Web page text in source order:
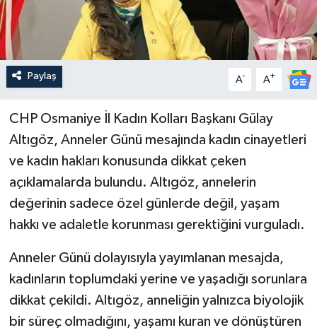
Paylaş A- A+
CHP Osmaniye İl Kadın Kolları Başkanı Gülay
Altıgöz, Anneler Günü mesajında kadın cinayetleri
ve kadın hakları konusunda dikkat çeken
açıklamalarda bulundu. Altıgöz, annelerin
değerinin sadece özel günlerde değil, yaşam
hakkı ve adaletle korunması gerektiğini vurguladı.
Anneler Günü dolayısıyla yayımlanan mesajda,
kadınların toplumdaki yerine ve yaşadığı sorunlara
dikkat çekildi. Altıgöz, anneliğin yalnızca biyolojik
bir süreç olmadığını, yaşamı kuran ve dönüştüren